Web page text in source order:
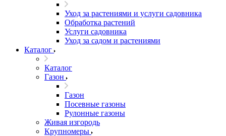
Уход за растениями и услуги садовника
Обработка растений
Услуги садовника
Уход за садом и растениями
Каталог
Каталог
Газон
Газон
Посевные газоны
Рулонные газоны
Живая изгородь
Крупномеры